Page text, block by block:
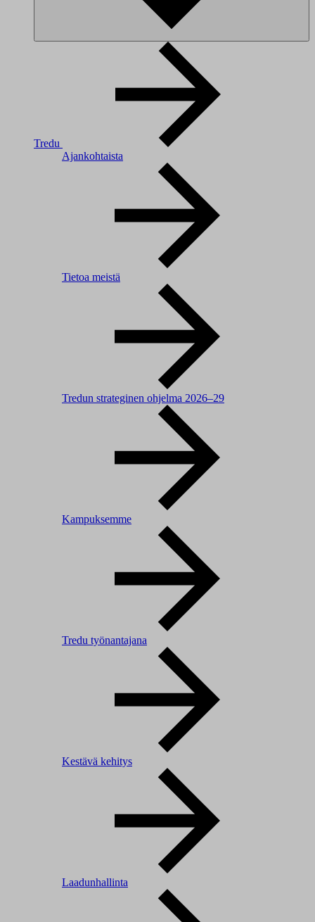
Tredu
Ajankohtaista
Tietoa meistä
Tredun strateginen ohjelma 2026–29
Kampuksemme
Tredu työnantajana
Kestävä kehitys
Laadunhallinta